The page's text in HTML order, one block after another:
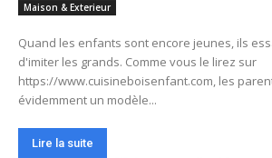
Maison & Exterieur
Quand les enfants sont encore jeunes, ils
d'imiter les grands. Comme vous le lirez sur
https://www.cuisineboisenfant.com, les
évidemment un modèle...
Lire la suite